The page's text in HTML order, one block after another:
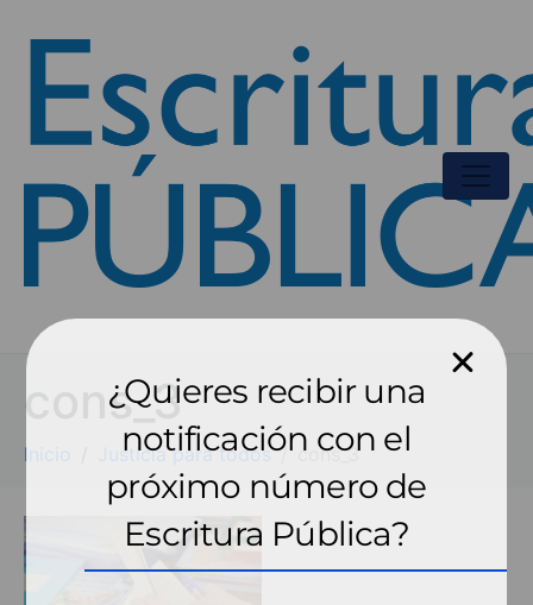
cons_3
Inicio Justicia para todos cons_3
¿Quieres recibir una
notificación con el
próximo número de
Escritura Pública?